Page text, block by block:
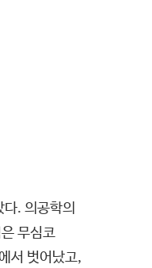
. 의공학의
무심코
서 벗어났고,